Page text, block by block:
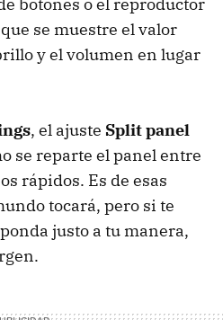
botones o el reproductor
se muestre el valor
y el volumen en lugar
, el ajuste Split panel
se reparte el panel entre
rápidos. Es de esas
tocará, pero si te
justo a tu manera,